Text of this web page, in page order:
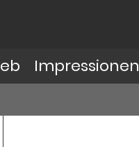
Impressionen